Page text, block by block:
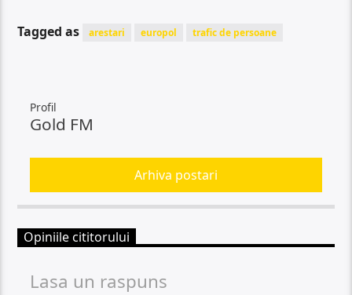
Tagged as arestari europol trafic de persoane
Profil
Gold FM
Arhiva postari
Opiniile cititorului
Lasa un raspuns